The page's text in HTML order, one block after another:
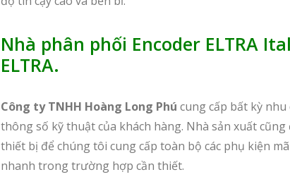
Nhà phân phối Encoder ELTRA
ELTRA.
Công ty TNHH Hoàng Long Phú cung cấp bất kỳ
thông số kỹ thuật của khách hàng. Nhà sản xuất
thiết bị để chúng tôi cung cấp toàn bộ các phụ kiện
nhanh trong trường hợp cần thiết.